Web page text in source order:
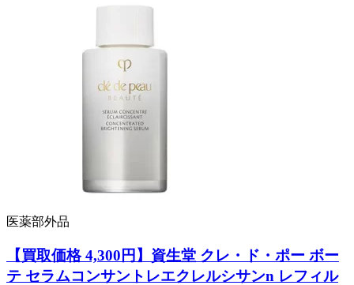
医薬部外品
【買取価格 4,300円】資生堂 クレ・ド・ポー ボー
テ セラムコンサントレエクレルシサンn レフィル